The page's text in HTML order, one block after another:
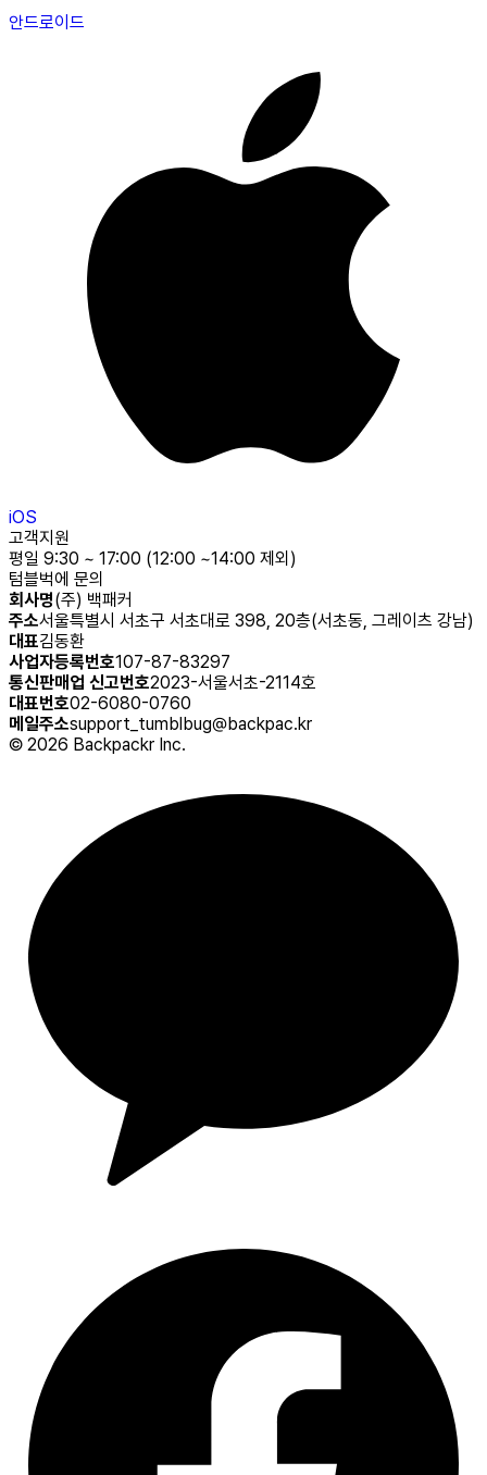
안드로이드
iOS
고객지원
평일 9:30 ~ 17:00 (12:00 ~14:00 제외)
텀블벅에 문의
회사명(주) 백패커
주소서울특별시 서초구 서초대로 398, 20층(서초동, 그레이츠 강남)
대표김동환
사업자등록번호107-87-83297
통신판매업 신고번호2023-서울서초-2114호
대표번호02-6080-0760
메일주소support_tumblbug@backpac.kr
© 2026 Backpackr Inc.